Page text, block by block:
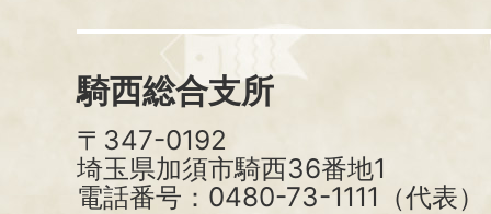
騎西総合支所
〒347-0192
埼玉県加須市騎西36番地1
電話番号：0480-73-1111（代表）